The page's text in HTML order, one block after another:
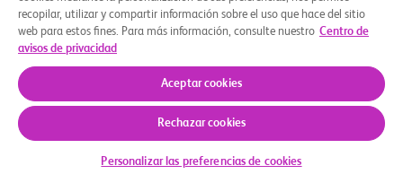
El objetivo de este estudio es investigar el tratamiento
con nivolumab en combinación con trametinib con o sin
ipilimumab en pacientes con cáncer de co
Aviso legal Política de privacidad
recopilar, utilizar y compartir información sobre el uso que hace del sitio
web para estos fines. Para más información, consulte nuestro Centro de
avisos de privacidad
Aceptar cookies
Rechazar cookies
Personalizar las preferencias de cookies